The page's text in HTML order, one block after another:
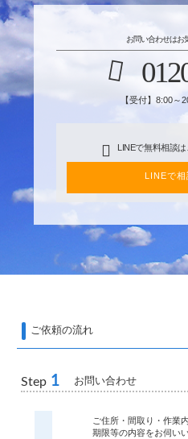
お問い合わせはお
【受付】8:00～
LINEで無料相談は
LINEで相
ご依頼の流れ
Step 1 お問い合わせ
ご住所・間取り・作業
期限等の内容をお伺い